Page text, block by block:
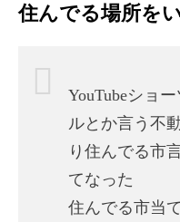
住んでる場所を
YouTubeショ
ルとか言う不
り住んでる市
てなった
住んでる市当